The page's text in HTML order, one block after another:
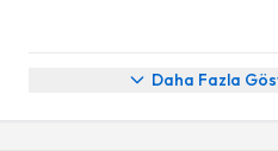
Daha Fazla